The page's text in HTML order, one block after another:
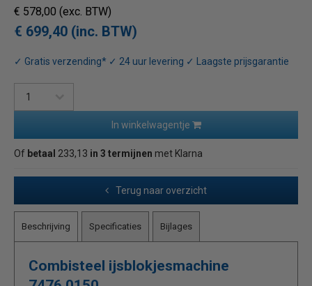
€ 578,00 (exc. BTW)
€ 699,40 (inc. BTW)
✓ Gratis verzending* ✓ 24 uur levering ✓ Laagste prijsgarantie
In winkelwagentje
Of betaal 233,13 in 3 termijnen met Klarna
Terug naar overzicht
Beschrijving Specificaties Bijlages
Combisteel ijsblokjesmachine